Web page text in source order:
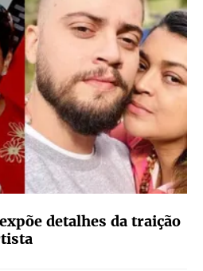
detalhes da traição